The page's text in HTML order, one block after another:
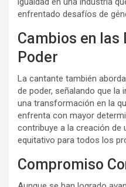
enfrentado desafíos de
Cambios en las
Poder
La cantante también
de poder, señalando que la
una transformación en la
enfrenta con mayor
contribuye a la creación de
equitativo para todos los
Compromiso